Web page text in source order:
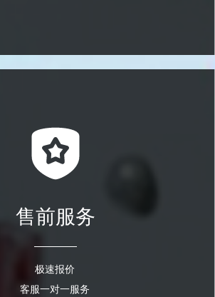
售前服务
极速报价
客服一对一服务